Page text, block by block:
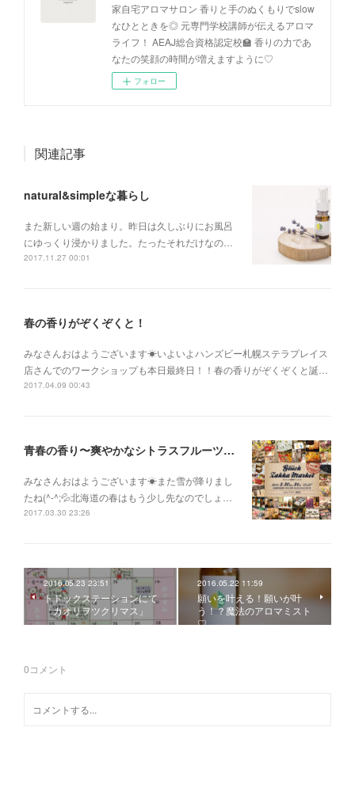
家自宅アロマサロン 香りと手のぬくもりでslow
なひとときを◎ 元専門学校講師が伝えるアロマ
ライフ！ AEAJ総合資格認定校🏫 香りの力であ
なたの笑顔の時間が増えますように♡
フォロー
関連記事
natural&simpleな暮らし
また新しい週の始まり。昨日は久しぶりにお風呂
にゆっくり浸かりました。たったそれだけなの…
2017.11.27 00:01
春の香りがぞくぞくと！
みなさんおはようございます☀いよいよハンズビー札幌ステラプレイス
店さんでのワークショップも本日最終日！！春の香りがぞくぞくと誕…
2017.04.09 00:43
青春の香り〜爽やかなシトラスフルーツの香り〜
みなさんおはようございます☀また雪が降りまし
たね(^-^;💦北海道の春はもう少し先なのでしょ…
2017.03.30 23:26
2016.05.23 23:51
トドックステーションにて
「カオリヲツクリマス」
2016.05.22 11:59
願いを叶える！願いが叶
う！？魔法のアロマミスト
♡
0コメント